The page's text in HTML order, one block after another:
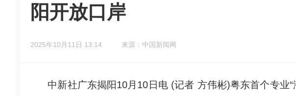
阳开放口岸
2025年10月11日 13:14 来源：中国新闻网
中新社广东揭阳10月10日电 (记者 方伟彬)粤东首个专业“